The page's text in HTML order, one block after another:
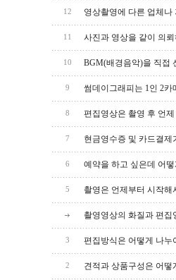
12 영상촬영에 다른 업체나
11 사진과 영상을 같이 의
10 BGM(배경음악)을 직접
9 썸데이그래피는 1인 2카
8 편집영상은 촬영 후 언
7 현금영수증 및 카드결제
6 예약을 하고 싶은데 어
5 촬영은 언제부터 시작해
촬영영상의 화질과 편집
3 편집방식은 어떻게 나누
2 견적과 상품구성은 어떻